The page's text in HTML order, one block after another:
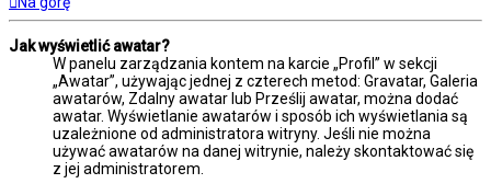
Jak wyświetlić awatar?
W panelu zarządzania kontem na karcie „Profil” w sekcji
„Awatar”, używając jednej z czterech metod: Gravatar, Galeria
awatarów, Zdalny awatar lub Prześlij awatar, można dodać
awatar. Wyświetlanie awatarów i sposób ich wyświetlania są
uzależnione od administratora witryny. Jeśli nie można
używać awatarów na danej witrynie, należy skontaktować się
z jej administratorem.